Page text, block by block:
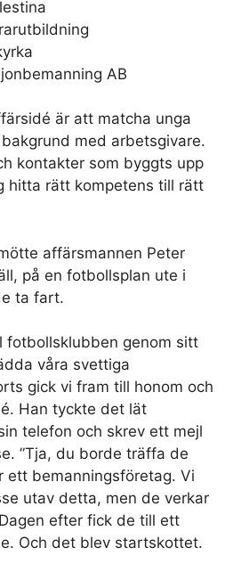
AB
är att matcha unga
med arbetsgivare.
kontakter som byggts upp
hitta rätt kompetens till rätt
affärsmannen Peter
på en fotbollsplan ute i
ta fart.
fotbollsklubben genom sitt
våra svettiga
gick vi fram till honom och
Han tyckte det lät
telefon och skrev ett mejl
”Tja, du borde träffa de
ett bemanningsföretag. Vi
utav detta, men de verkar
efter fick de till ett
Och det blev startskottet.